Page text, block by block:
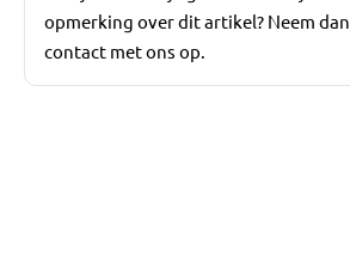
opmerking over dit artikel? Neem dan
contact met ons op.